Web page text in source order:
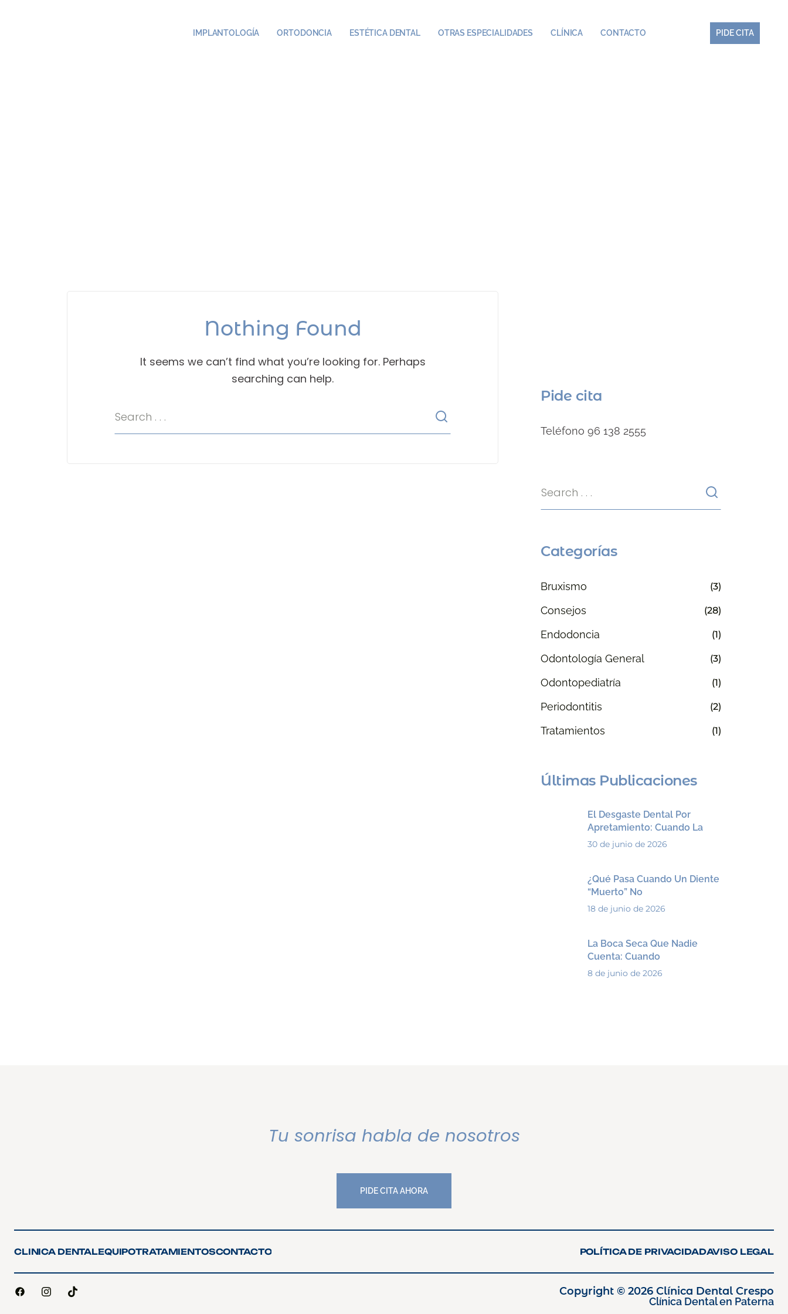
IMPLANTOLOGÍA ORTODONCIA ESTÉTICA DENTAL OTRAS ESPECIALIDADES CLÍNICA CONTACTO
PIDE CITA
PIDE CITA
Nothing Found
It seems we can’t find what you’re looking for. Perhaps
searching can help.
Pide cita
Teléfono 96 138 2555
Categorías
Bruxismo (3)
Consejos (28)
Endodoncia (1)
Odontología General (3)
Odontopediatría (1)
Periodontitis (2)
Tratamientos (1)
Últimas Publicaciones
El Desgaste Dental Por
Apretamiento: Cuando La
30 de junio de 2026
¿Qué Pasa Cuando Un Diente
“muerto” No
18 de junio de 2026
La Boca Seca Que Nadie
Cuenta: Cuando
8 de junio de 2026
Tu sonrisa habla de nosotros
PIDE CITA AHORA
CLINICA DENTALEQUIPOTRATAMIENTOSCONTACTO
POLÍTICA DE PRIVACIDADAVISO LEGAL
Copyright © 2026 Clínica Dental Crespo
Clínica Dental en Paterna